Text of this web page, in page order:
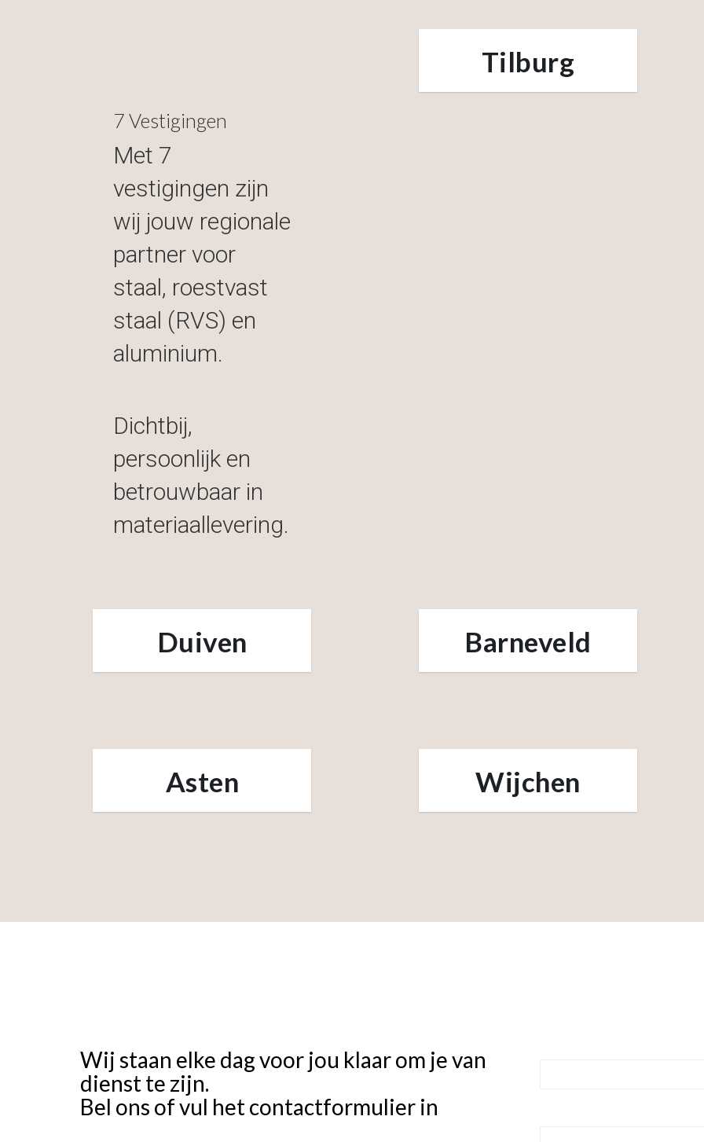
7 Vestigingen
Met 7
vestigingen zijn
wij jouw regionale
partner voor
staal, roestvast
staal (RVS) en
aluminium.
Dichtbij,
persoonlijk en
betrouwbaar in
materiaallevering.
Tilburg
Duiven Barneveld
Asten Wijchen
Wij staan elke dag voor jou klaar om je van
dienst te zijn.
Bel ons of vul het contactformulier in